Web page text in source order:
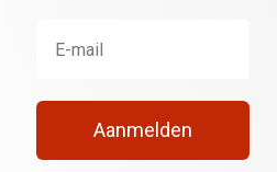
Aanmelden